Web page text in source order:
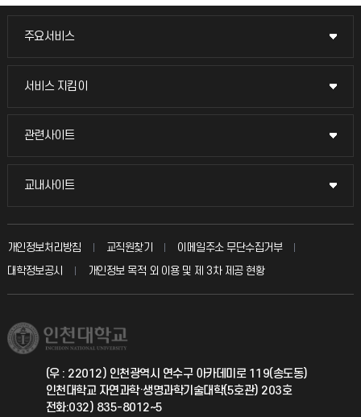
주요서비스
주요서비스
교무회의방송
입학안내
취업정보(학생)
서비스 지킴이
서비스 지킴이
묻고 답하기
칭찬마당
학생서비스 지킴이
관련사이트
관련사이트
국방헬프콜
총동문회
교내사이트
교내사이트
교수회
교육혁신본부
국제지원과
공자아카데미
개인정보처리방침 교직원찾기
이메일주소 무단수집거부
대학정보공시
개인정보 목적 외 이용 및 제 3차 제공 현황
(우 : 22012) 인천광역시 연수구 아카데미로 119(송도동)
인천대학교 자연과학·생명과학기술대학(5호관) 203호
전화:032) 835-8012~5